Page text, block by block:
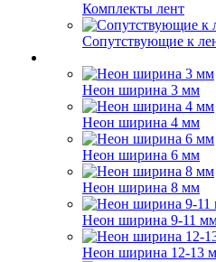
Комплекты лент
Сопутствующие к
Неон ширина 3 мм
Неон ширина 4 мм
Неон ширина 6 мм
Неон ширина 8 мм
Неон ширина 9-11
Неон ширина 12-13